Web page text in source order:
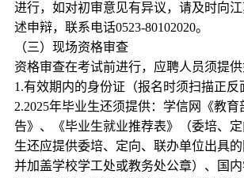
进行，如对初审意见有异议，请及时向
述申辩，联系电话0523-80102020。
（三）现场资格审查
资格审查在考试前进行，应聘人员须提供
1.有效期内的身份证（报名时须扫描正反
2.2025年毕业生还须提供：学信网《教
告》、《毕业生就业推荐表》（委培、
生还应提供委培、定向、联办单位出具的
并加盖学校学工处或教务处公章）、国